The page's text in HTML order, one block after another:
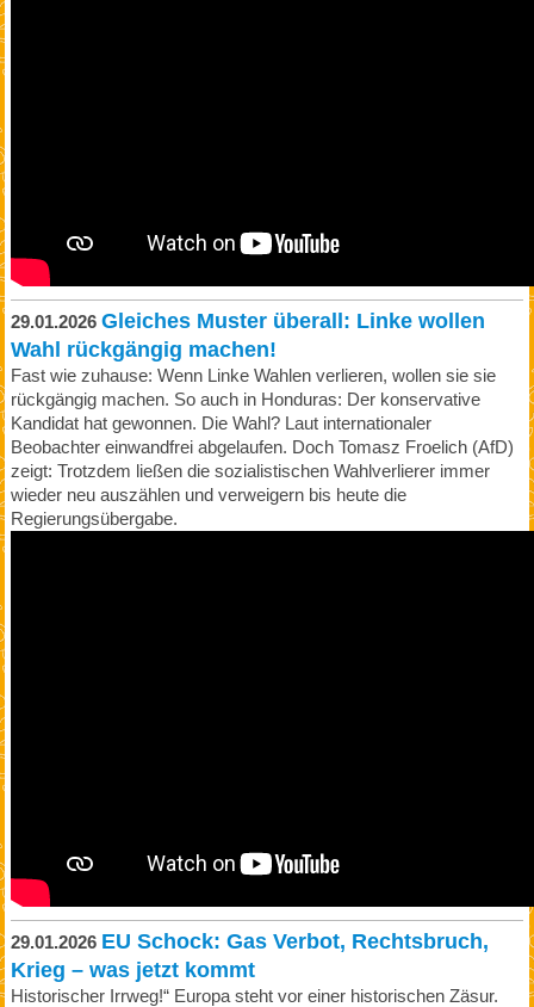
29.01.2026 Gleiches Muster überall: Linke wollen
Wahl rückgängig machen!
Fast wie zuhause: Wenn Linke Wahlen verlieren, wollen sie sie
rückgängig machen. So auch in Honduras: Der konservative
Kandidat hat gewonnen. Die Wahl? Laut internationaler
Beobachter einwandfrei abgelaufen. Doch Tomasz Froelich (AfD)
zeigt: Trotzdem ließen die sozialistischen Wahlverlierer immer
wieder neu auszählen und verweigern bis heute die
Regierungsübergabe.
29.01.2026 EU Schock: Gas Verbot, Rechtsbruch,
Krieg – was jetzt kommt
Historischer Irrweg!“ Europa steht vor einer historischen Zäsur.